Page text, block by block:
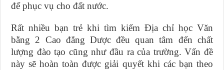
để phục vụ cho đất nước.
Rất nhiều bạn trẻ khi tìm kiếm Địa chỉ học Văn
bằng 2 Cao đẳng Dược đều quan tâm đến chất
lượng đào tạo cũng như đầu ra của trường. Vấn đề
này sẽ hoàn toàn được giải quyết khi các bạn theo